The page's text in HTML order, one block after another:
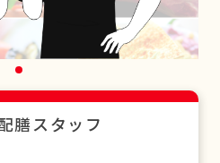
膳スタッフ